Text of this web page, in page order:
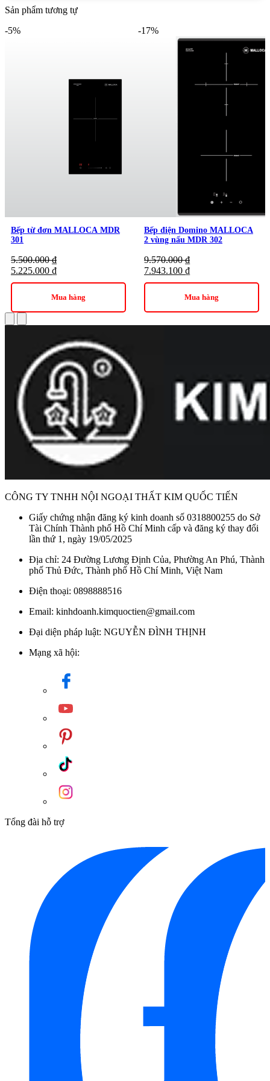
Kim Quốc Tiến, bạn hoàn toàn yên tâm về nguồn gốc các sản
bảo hành rõ ràng, chu đáo.
Sản phẩm tương tự
-5%
Bếp từ đơn MALLOCA MDR
301
5.500.000₫
5.225.000 ₫
Mua hàng
-17%
Bếp điện Domino MALLOCA
2 vùng nấu MDR 302
9.570.000₫
7.943.100 ₫
Mua hàng
CÔNG TY TNHH NỘI NGOẠI THẤT KIM QUỐC TIẾN
Giấy chứng nhận đăng ký kinh doanh số 0318800255 do Sở
Tài Chính Thành phố Hồ Chí Minh cấp và đăng ký thay đổi
lần thứ 1, ngày 19/05/2025
Địa chỉ: 24 Đường Lương Định Của, Phường An Phú, Thành
phố Thủ Đức, Thành phố Hồ Chí Minh, Việt Nam
Điện thoại: 0898888516
Email: kinhdoanh.kimquoctien@gmail.com
Đại diện pháp luật: NGUYỄN ĐÌNH THỊNH
Mạng xã hội:
Tổng đài hỗ trợ